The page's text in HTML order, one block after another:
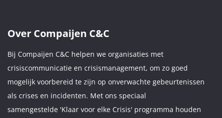
Over Compaijen C&C
Bij Compaijen C&C helpen we organisaties met
crisiscommunicatie en crisismanagement, om zo goed
mogelijk voorbereid te zijn op onverwachte gebeurtenissen
als crises en incidenten. Met ons speciaal
samengestelde 'Klaar voor elke Crisis' programma houden